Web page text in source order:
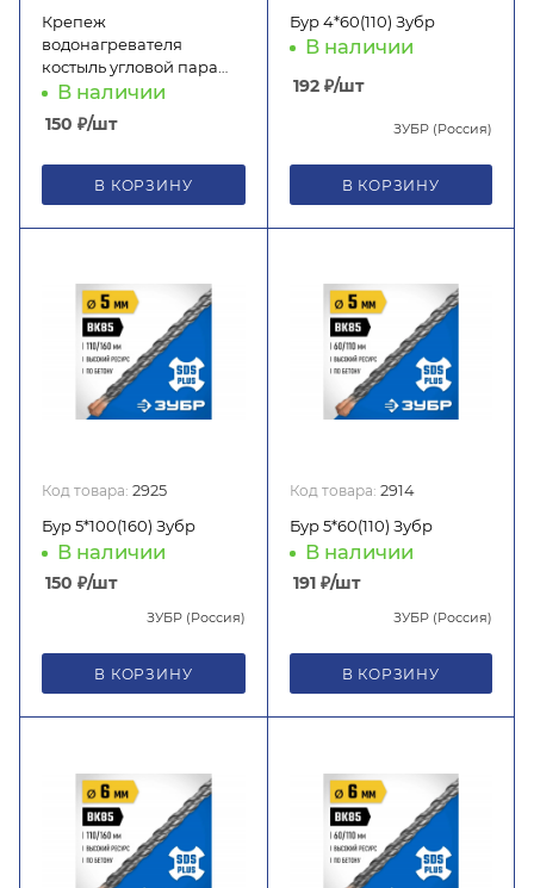
Крепеж
водонагревателя
костыль угловой пара
КП-4
В наличии
150 ₽/шт
В КОРЗИНУ
Бур 4*60(110) Зубр
В наличии
192₽/шт
ЗУБР (Россия)
В КОРЗИНУ
Код товара: 2925
Бур 5*100(160) Зубр
В наличии
150 ₽/шт
ЗУБР (Россия)
В КОРЗИНУ
Код товара: 2914
Бур 5*60(110) Зубр
В наличии
191₽/шт
ЗУБР (Россия)
В КОРЗИНУ